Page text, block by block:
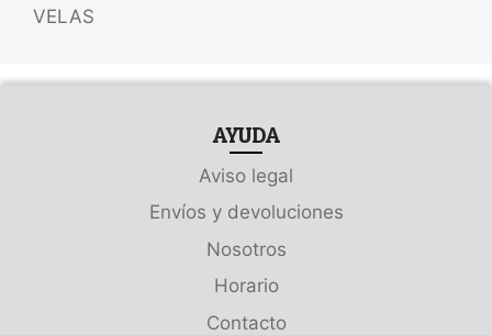
VELAS
AYUDA
Aviso legal
Envíos y devoluciones
Nosotros
Horario
Contacto